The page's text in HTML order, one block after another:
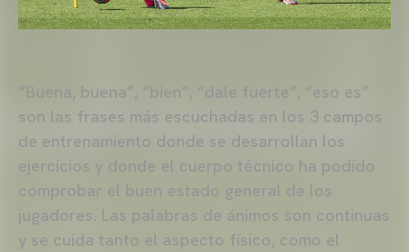
“Buena, buena”, “bien”, “dale fuerte”, “eso es”
son las frases más escuchadas en los 3 campos
de entrenamiento donde se desarrollan los
ejercicios y donde el cuerpo técnico ha podido
comprobar el buen estado general de los
jugadores. Las palabras de ánimos son continuas
y se cuida tanto el aspecto físico, como el